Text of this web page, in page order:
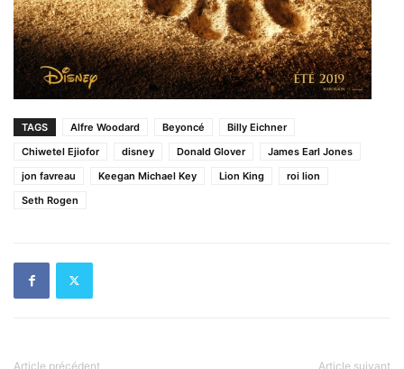
TAGS Alfre Woodard Beyoncé
Billy Eichner
Chiwetel Ejiofor
disney Donald Glover
James Earl Jones
jon favreau
Keegan Michael Key Lion King
roi lion
Seth Rogen
Article précédent Article suivant